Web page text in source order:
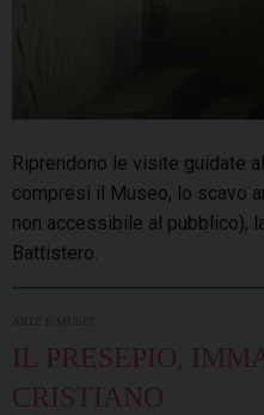
Riprendono le visite guidate
compresi il Museo, lo scavo
non accessibile al pubblico),
Battistero.
IL PRESEPIO,
CRISTIANO